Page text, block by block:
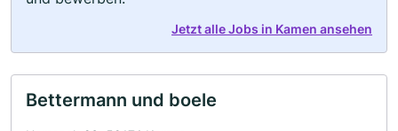
Jetzt alle Jobs in Kamen ansehen
Bettermann und boele